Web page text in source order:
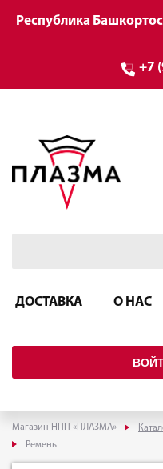
Республика
+7
ДОСТАВКА О НАС
Магазин НПП «ПЛАЗМА»
Ремень